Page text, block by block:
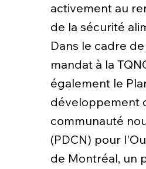
activement au
de la sécurité
Dans le cadre
mandat à la
également le
développement
communauté
(PDCN) pour
de Montréal, un